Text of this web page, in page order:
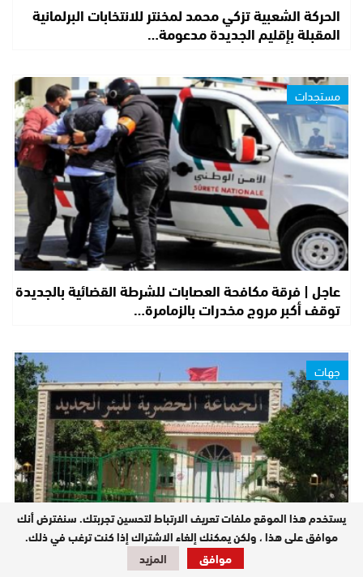
الحركة الشعبية تزكي محمد لمخنتر للانتخابات البرلمانية
المقبلة بإقليم الجديدة مدعومة…
مستجدات
عاجل | فرقة مكافحة العصابات للشرطة القضائية بالجديدة
توقف أكبر مروج مخدرات بالزمامرة…
جهات
عاجل.. محكمة الاستئناف بالجديدة تلغي إدانة رئيس
يستخدم هذا الموقع ملفات تعريف الارتباط لتحسين تجربتك. سنفترض أنك
موافق على هذا ، ولكن يمكنك إلغاء الاشتراك إذا كنت ترغب في ذلك.
موافق
المزيد